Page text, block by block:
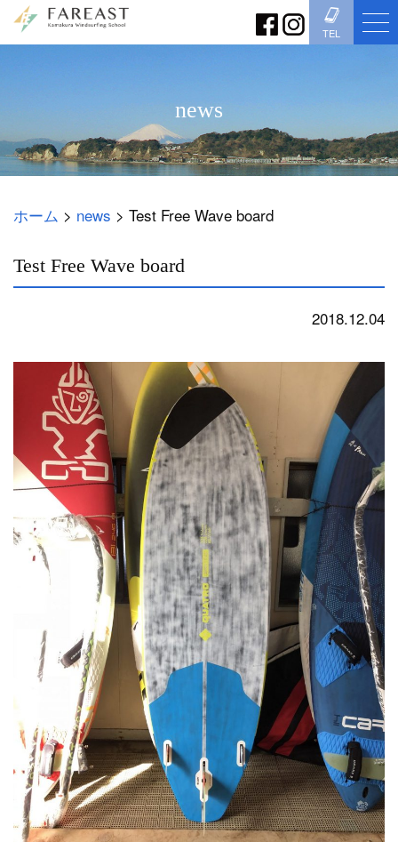
TEL
news
ホーム > news > Test Free Wave board
Test Free Wave board
2018.12.04